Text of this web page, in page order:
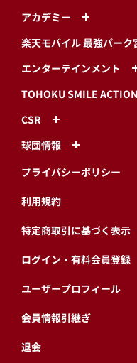
アカデミー
楽天モバイル 最強パーク
エンターテインメント
TOHOKU SMILE ACTION
CSR
球団情報
プライバシーポリシー
利用規約
特定商取引に基づく表示
ログイン・有料会員登録
ユーザープロフィール
会員情報引継ぎ
退会